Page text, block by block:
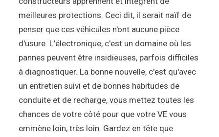
meilleures protections. Ceci dit, il serait naïf de
penser que ces véhicules n'ont aucune pièce
d'usure. L'électronique, c'est un domaine où les
pannes peuvent être insidieuses, parfois difficiles
à diagnostiquer. La bonne nouvelle, c'est qu'avec
un entretien suivi et de bonnes habitudes de
conduite et de recharge, vous mettez toutes les
chances de votre côté pour que votre VE vous
emmène loin, très loin. Gardez en tête que